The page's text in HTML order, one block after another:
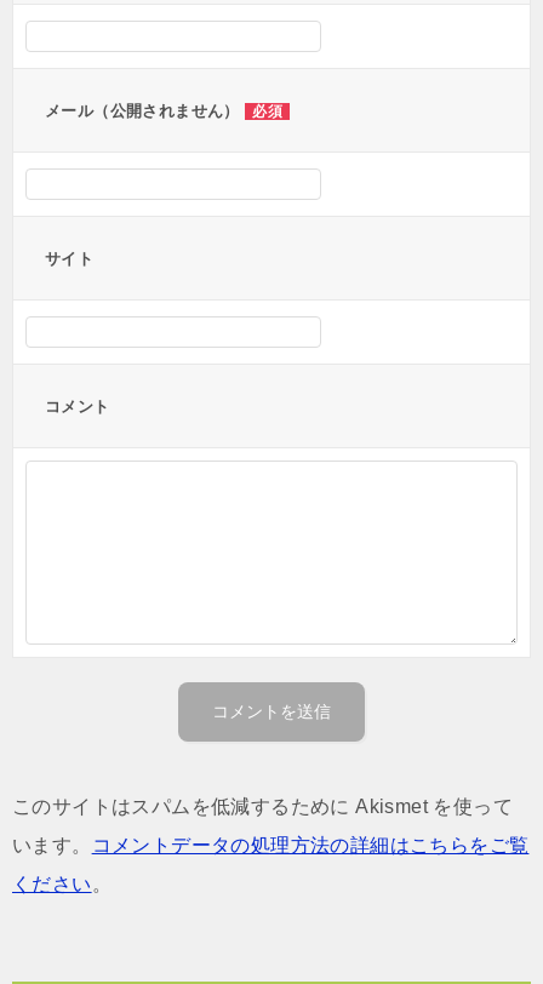
メール（公開されません） 必須
サイト
コメント
このサイトはスパムを低減するために Akismet を使って
います。
コメントデータの処理方法の詳細はこちらをご覧
ください 。